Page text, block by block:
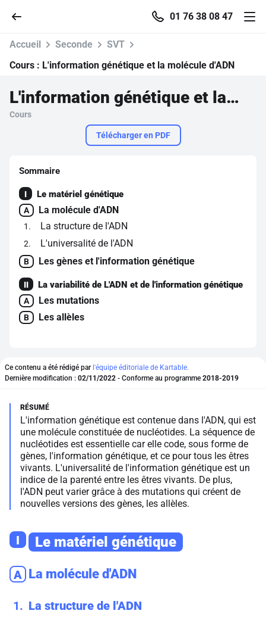
01 76 38 08 47
Accueil
Se connecter
S'inscrire gratuitement
Pour profiter de 10 contenus offerts.
Accueil Seconde
SVT
Cours : L'information génétique et la molécule d'ADN
L'information génétique et la molécule d'ADN
Cours
Télécharger en PDF
Sommaire
I Le matériel génétique
A La molécule d'ADN
1 La structure de l'ADN
2 L'universalité de l'ADN
B Les gènes et l'information génétique
II La variabilité de L'ADN et de l'information génétique
A Les mutations
B Les allèles
Ce contenu a été rédigé par l'équipe éditoriale de Kartable.
Dernière modification : 02/11/2022 - Conforme au programme 2018-2019
L'information génétique est contenue dans l'ADN, qui est
une molécule constituée de nucléotides. La séquence de
nucléotides est essentielle car elle code, sous forme de
gènes, l'information génétique, et ce pour tous les êtres
vivants. L'universalité de l'information génétique est un
indice de la parenté entre les êtres vivants. De plus,
l'ADN peut varier grâce à des mutations qui créent de
nouvelles versions des gènes, les allèles.
I Le matériel génétique
A La molécule d'ADN
1 La structure de l'ADN